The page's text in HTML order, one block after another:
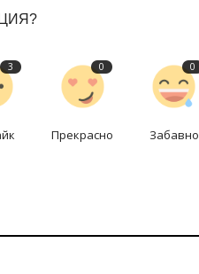
3 0
Прекрасно
0
Забавно